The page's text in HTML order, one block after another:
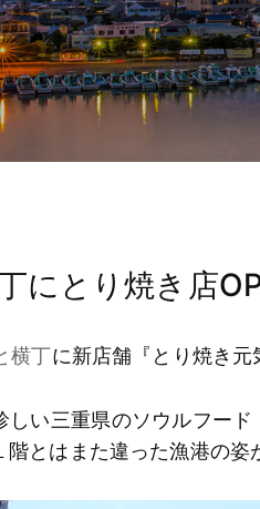
にとり焼き店
横丁に新店舗『とり焼き元
しい三重県のソウルフー
階とはまた違った漁港の姿